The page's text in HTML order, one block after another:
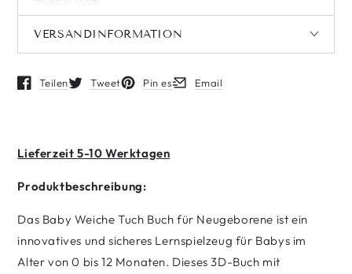
VERSANDINFORMATION
Teilen
Öffnet in einem neuen Fenster.
Tweet
Öffnet in einem neuen Fenster.
Pin es
Öffnet in einem neuen Fenster.
Email
Öffnet in einem neuen Fenster.
Lieferzeit 5-10 Werktagen
Produktbeschreibung:
Das Baby Weiche Tuch Buch für Neugeborene ist ein
innovatives und sicheres Lernspielzeug für Babys im
Alter von 0 bis 12 Monaten. Dieses 3D-Buch mit